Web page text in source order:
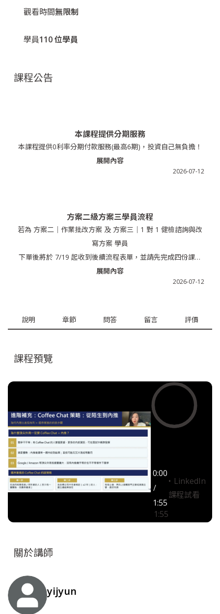
觀看時間無限制
學員110 位學員
課程公告
本課程提供分期服務
本課程提供0利率分期付款服務(最高6期)，投資自己無負擔！
展開內容
2026-07-12
方案二級方案三學員流程
若為 方案二｜作業批改方案 及 方案三｜1 對 1 健檢諮詢與改
寫方案 學員
下單後將於 7/19 起收到後續流程表單，並請先完成四份課堂
作業後再進行表單申請
展開內容
2026-07-12
說明 章節 問答 留言 評價
課程預覽
0:00
/
1:55
LinkedIn
課程試看
1:55
關於講師
yijyun